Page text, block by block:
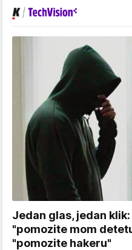
Jedan glas, jedan
"pomozite mom
"pomozite hakeru"